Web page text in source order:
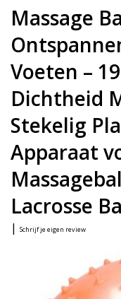
Massage
Voeten –
Dichtheid
Stekelig
Apparaat
Lacrosse
| Schrijf je eigen review